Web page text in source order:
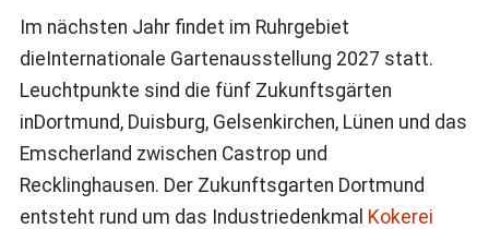
Im nächsten Jahr findet im Ruhrgebiet
dieInternationale Gartenausstellung 2027 statt.
Leuchtpunkte sind die fünf Zukunftsgärten
inDortmund, Duisburg, Gelsenkirchen, Lünen und das
Emscherland zwischen Castrop und
Recklinghausen. Der Zukunftsgarten Dortmund
entsteht rund um das Industriedenkmal Kokerei